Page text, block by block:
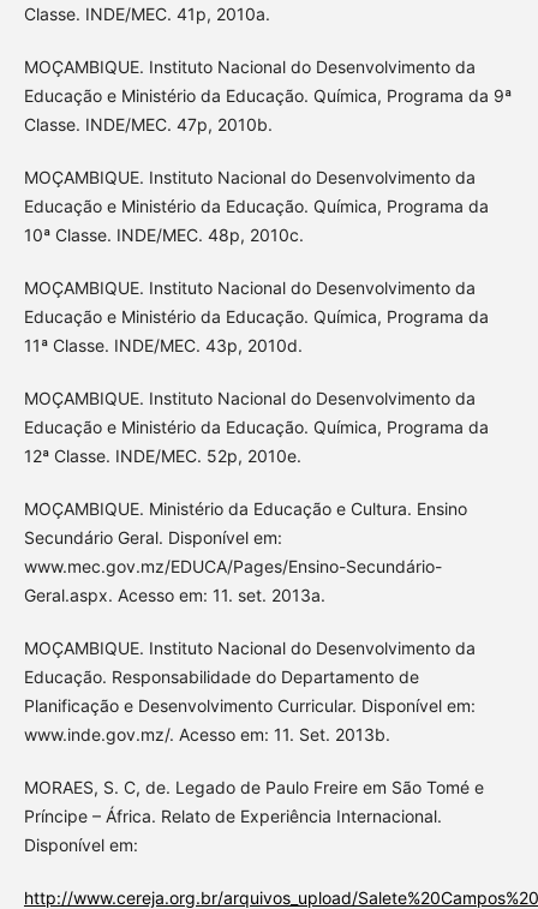
Classe. INDE/MEC. 41p, 2010a.
MOÇAMBIQUE. Instituto Nacional do Desenvolvimento da
Educação e Ministério da Educação. Química, Programa da 9ª
Classe. INDE/MEC. 47p, 2010b.
MOÇAMBIQUE. Instituto Nacional do Desenvolvimento da
Educação e Ministério da Educação. Química, Programa da
10ª Classe. INDE/MEC. 48p, 2010c.
MOÇAMBIQUE. Instituto Nacional do Desenvolvimento da
Educação e Ministério da Educação. Química, Programa da
11ª Classe. INDE/MEC. 43p, 2010d.
MOÇAMBIQUE. Instituto Nacional do Desenvolvimento da
Educação e Ministério da Educação. Química, Programa da
12ª Classe. INDE/MEC. 52p, 2010e.
MOÇAMBIQUE. Ministério da Educação e Cultura. Ensino
Secundário Geral. Disponível em:
www.mec.gov.mz/EDUCA/Pages/Ensino-Secundário-
Geral.aspx. Acesso em: 11. set. 2013a.
MOÇAMBIQUE. Instituto Nacional do Desenvolvimento da
Educação. Responsabilidade do Departamento de
Planificação e Desenvolvimento Curricular. Disponível em:
www.inde.gov.mz/. Acesso em: 11. Set. 2013b.
MORAES, S. C, de. Legado de Paulo Freire em São Tomé e
Príncipe – África. Relato de Experiência Internacional.
Disponível em:
http://www.cereja.org.br/arquivos_upload/